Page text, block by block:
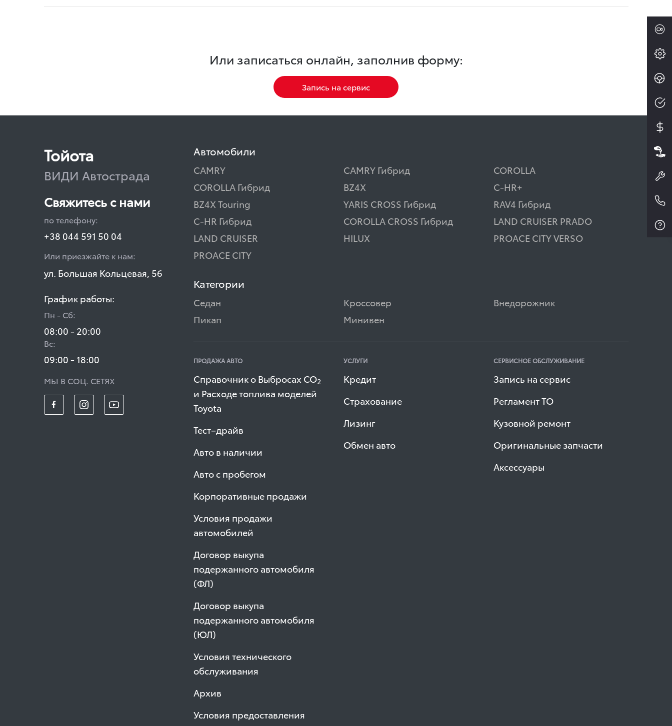
Или записаться онлайн, заполнив форму:
Запись на сервис
Тойота
ВИДИ Автострада
Свяжитесь с нами
по телефону:
+38 044 591 50 04
Или приезжайте к нам:
ул. Большая Кольцевая, 56
График работы:
Пн - Сб:
08:00 - 20:00
Вс:
09:00 - 18:00
МЫ В СОЦ. СЕТЯХ
Автомобили
CAMRY CAMRY Гибрид
COROLLA
COROLLA Гибрид
BZ4X
C-HR+
BZ4X Touring
YARIS CROSS Гибрид
RAV4 Гибрид
C-HR Гибрид
COROLLA CROSS Гибрид
LAND CRUISER PRADO
LAND CRUISER
HILUX
PROACE CITY VERSO
PROACE CITY
Категории
Седан Кроссовер
Внедорожник
Пикап
Минивен
ПРОДАЖА АВТО
Справочник о Выбросах СО2
и Расходе топлива моделей
Toyota
Тест–драйв
Авто в наличии
Авто с пробегом
Корпоративные продажи
Условия продажи
автомобилей
Договор выкупа
подержанного автомобиля
(ФЛ)
Договор выкупа
подержанного автомобиля
(ЮЛ)
Условия технического
обслуживания
Архив
Условия предоставления
УСЛУГИ
Кредит
Страхование
Лизинг
Обмен авто
СЕРВИСНОЕ ОБСЛУЖИВАНИЕ
Запись на сервис
Регламент ТО
Кузовной ремонт
Оригинальные запчасти
Аксессуары